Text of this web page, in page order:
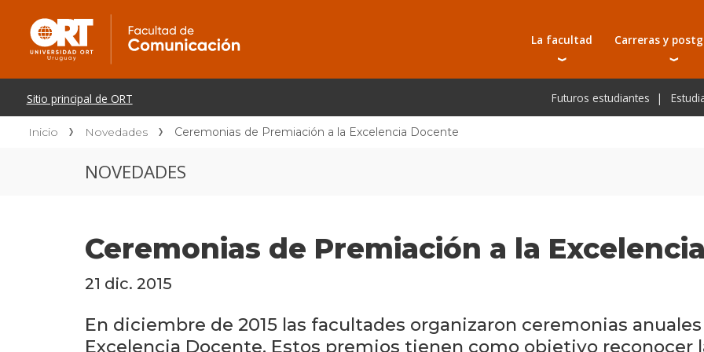
La facultad
Autoridades
Carreras y
Carreras
Tecnicaturas
Futuros estudiantes
Inicio Novedades Ceremonias de Premiación a la Excelencia Docente
NOVEDADES
Ceremonias de Premiación a la
21 dic. 2015
En diciembre de 2015 las facultades organizaron ceremonias
Excelencia Docente. Estos premios tienen como objetivo reconocer